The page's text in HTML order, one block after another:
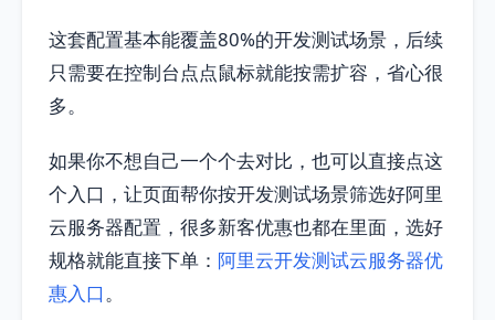
这套配置基本能覆盖80%的开发测试场景，后续
只需要在控制台点点鼠标就能按需扩容，省心很
多。
如果你不想自己一个个去对比，也可以直接点这
个入口，让页面帮你按开发测试场景筛选好阿里
云服务器配置，很多新客优惠也都在里面，选好
规格就能直接下单： 阿里云开发测试云服务器优
惠入口 。